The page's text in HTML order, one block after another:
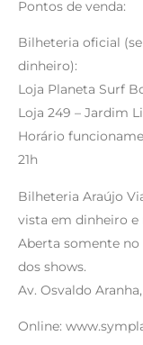
Pontos de venda:
Bilheteria oficial
dinheiro):
Loja Planeta Surf
Loja 249 – Jardim
Horário
21h
Bilheteria Araújo
vista em dinheiro e
Aberta somente no
dos shows.
Av. Osvaldo
Online: